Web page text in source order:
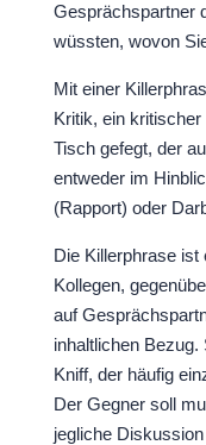
Gesprächspartner
wüssten, wovon
Mit einer
Kritik, ein
Tisch gefegt, der
entweder im
(Rapport) oder
Die Killerphrase ist
Kollegen,
auf
inhaltlichen
Kniff, der häufig
Der Gegner soll
jegliche